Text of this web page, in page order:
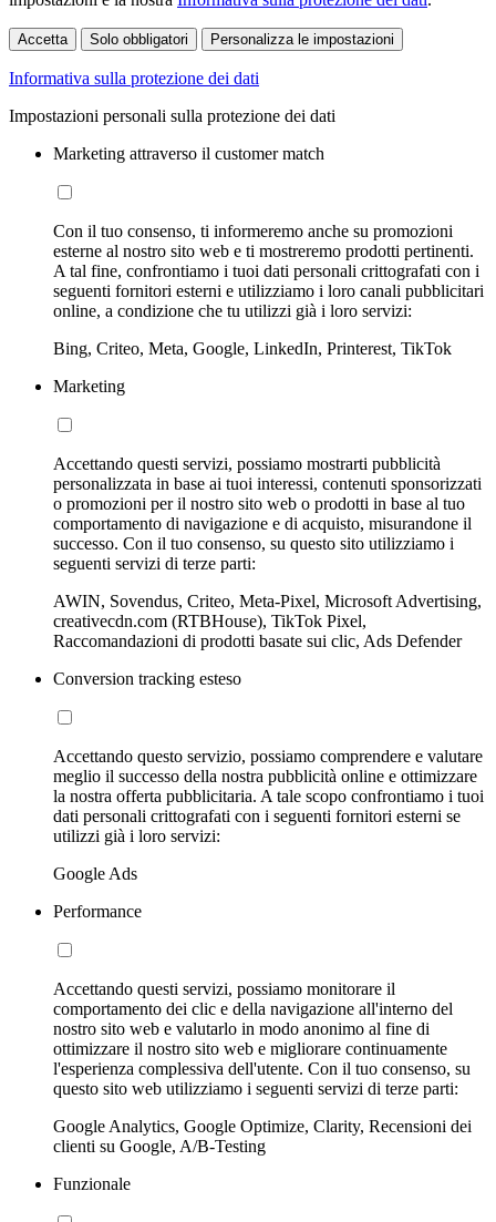
Accetta Solo obbligatori Personalizza le impostazioni
Informativa sulla protezione dei dati
Impostazioni personali sulla protezione dei dati
Marketing attraverso il customer match
Con il tuo consenso, ti informeremo anche su promozioni
esterne al nostro sito web e ti mostreremo prodotti pertinenti.
A tal fine, confrontiamo i tuoi dati personali crittografati con i
seguenti fornitori esterni e utilizziamo i loro canali pubblicitari
online, a condizione che tu utilizzi già i loro servizi:
Bing, Criteo, Meta, Google, LinkedIn, Printerest, TikTok
Marketing
Accettando questi servizi, possiamo mostrarti pubblicità
personalizzata in base ai tuoi interessi, contenuti sponsorizzati
o promozioni per il nostro sito web o prodotti in base al tuo
comportamento di navigazione e di acquisto, misurandone il
successo. Con il tuo consenso, su questo sito utilizziamo i
seguenti servizi di terze parti:
AWIN, Sovendus, Criteo, Meta-Pixel, Microsoft Advertising,
creativecdn.com (RTBHouse), TikTok Pixel,
Raccomandazioni di prodotti basate sui clic, Ads Defender
Conversion tracking esteso
Accettando questo servizio, possiamo comprendere e valutare
meglio il successo della nostra pubblicità online e ottimizzare
la nostra offerta pubblicitaria. A tale scopo confrontiamo i tuoi
dati personali crittografati con i seguenti fornitori esterni se
utilizzi già i loro servizi:
Google Ads
Performance
Accettando questi servizi, possiamo monitorare il
comportamento dei clic e della navigazione all'interno del
nostro sito web e valutarlo in modo anonimo al fine di
ottimizzare il nostro sito web e migliorare continuamente
l'esperienza complessiva dell'utente. Con il tuo consenso, su
questo sito web utilizziamo i seguenti servizi di terze parti:
Google Analytics, Google Optimize, Clarity, Recensioni dei
clienti su Google, A/B-Testing
Funzionale